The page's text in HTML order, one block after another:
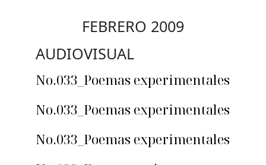
FEBRERO 2009
AUDIOVISUAL
No.033_Poemas experimentales
No.033_Poemas experimentales
No.033_Poemas experimentales